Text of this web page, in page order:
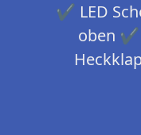
✔ LED
oben ✔